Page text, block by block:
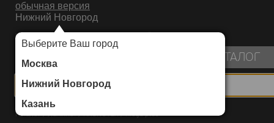
обычная версия
Нижний Новгород
Выберите Ваш город
Москва
Нижний Новгород
Казань
ИНТЕРНЕТ-МАГАЗИН НАПОЛЬНЫХ ПОКРЫТИЙ
КАТАЛОГ
Каталог/Ламинат/KRONOTEX/Mega plus